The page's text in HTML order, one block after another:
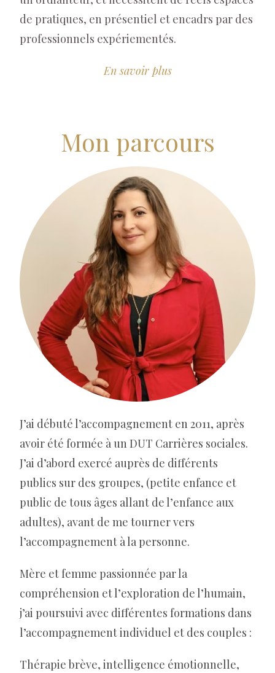
de pratiques, en présentiel et encadrs par des
professionnels expériementés.
En savoir plus
Mon parcours
J’ai débuté l’accompagnement en 2011, après
avoir été formée à un DUT Carrières sociales.
J’ai d’abord exercé auprès de différents
publics sur des groupes, (petite enfance et
public de tous âges allant de l’enfance aux
adultes), avant de me tourner vers
l’accompagnement à la personne.
Mère et femme passionnée par la
compréhension et l’exploration de l’humain,
j’ai poursuivi avec différentes formations dans
l’accompagnement individuel et des couples :
Thérapie brève, intelligence émotionnelle,